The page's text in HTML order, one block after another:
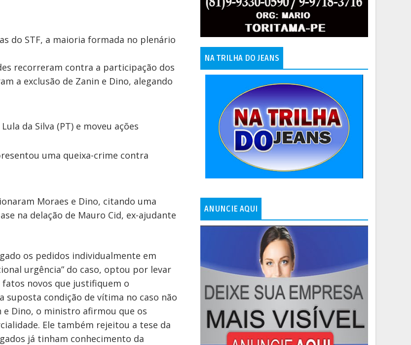
do STF, a maioria formada no plenário
recorreram contra a participação dos
a exclusão de Zanin e Dino, alegando
da Silva (PT) e moveu ações
uma queixa-crime contra
Moraes e Dino, citando uma
na delação de Mauro Cid, ex-ajudante
os pedidos individualmente em
urgência” do caso, optou por levar
fatos novos que justifiquem o
condição de vítima no caso não
Dino, o ministro afirmou que os
Ele também rejeitou a tese da
já tinham conhecimento da
NA TRILHA DO JEANS
ANUNCIE AQUI